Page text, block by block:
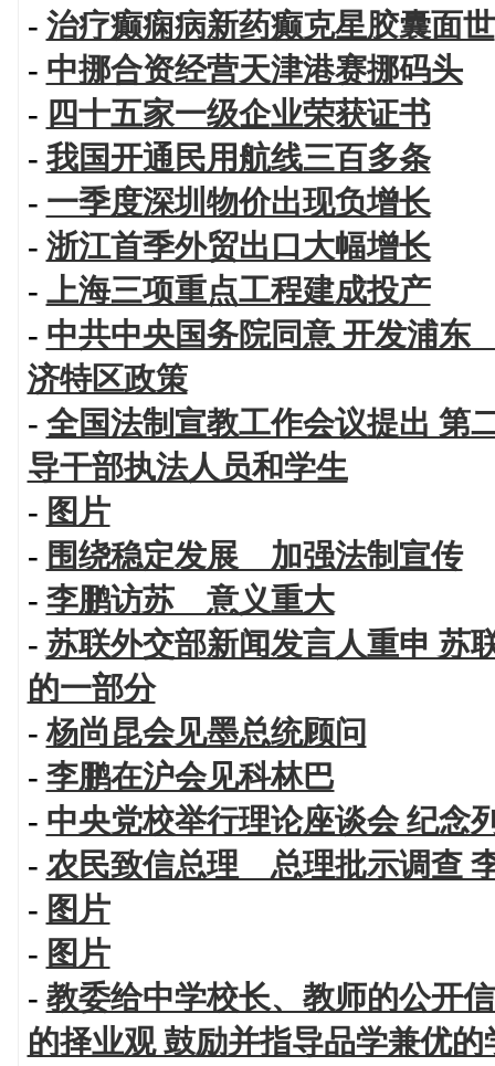
- 治疗癫痫病新药癫克星胶囊面世
- 中挪合资经营天津港赛挪码头
- 四十五家一级企业荣获证书
- 我国开通民用航线三百多条
- 一季度深圳物价出现负增长
- 浙江首季外贸出口大幅增长
- 上海三项重点工程建成投产
- 中共中央国务院同意 开发浦
济特区政策
- 全国法制宣教工作会议提出 第
导干部执法人员和学生
- 图片
- 围绕稳定发展 加强法制宣传
- 李鹏访苏 意义重大
- 苏联外交部新闻发言人重申 苏
的一部分
-杨尚昆会见墨总统顾问
- 李鹏在沪会见科林巴
- 中央党校举行理论座谈会 纪念
- 农民致信总理 总理批示调查
- 图片
- 图片
- 教委给中学校长、教师的公开
的择业观 鼓励并指导品学兼优